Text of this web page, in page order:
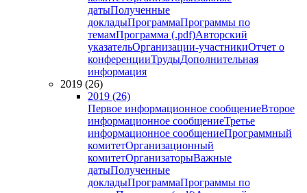
датыПолученные
докладыПрограммаПрограммы по
темамПрограмма (.pdf)Авторский
указательОрганизации-участникиОтчет о
конференцииТрудыДополнительная
информация
2019 (26)
2019 (26)
Первое информационное сообщениеВторое
информационное сообщениеТретье
информационное сообщениеПрограммный
комитетОрганизационный
комитетОрганизаторыВажные
датыПолученные
докладыПрограммаПрограммы по